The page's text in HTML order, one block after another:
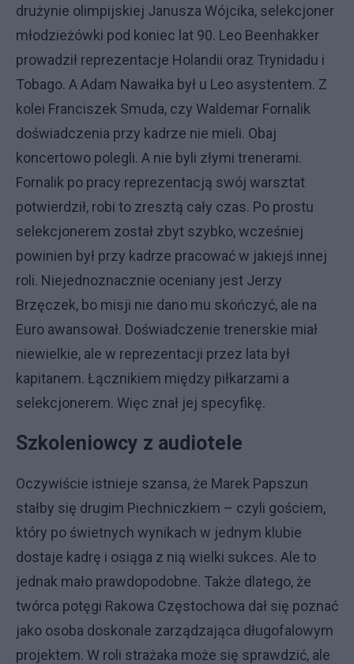
drużynie olimpijskiej Janusza Wójcika, selekcjoner
młodzieżówki pod koniec lat 90. Leo Beenhakker
prowadził reprezentacje Holandii oraz Trynidadu i
Tobago. A Adam Nawałka był u Leo asystentem. Z
kolei Franciszek Smuda, czy Waldemar Fornalik
doświadczenia przy kadrze nie mieli. Obaj
koncertowo polegli. A nie byli złymi trenerami.
Fornalik po pracy reprezentacją swój warsztat
potwierdził, robi to zresztą cały czas. Po prostu
selekcjonerem został zbyt szybko, wcześniej
powinien był przy kadrze pracować w jakiejś innej
roli. Niejednoznacznie oceniany jest Jerzy
Brzęczek, bo misji nie dano mu skończyć, ale na
Euro awansował. Doświadczenie trenerskie miał
niewielkie, ale w reprezentacji przez lata był
kapitanem. Łącznikiem między piłkarzami a
selekcjonerem. Więc znał jej specyfikę.
Szkoleniowcy z audiotele
Oczywiście istnieje szansa, że Marek Papszun
stałby się drugim Piechniczkiem – czyli gościem,
który po świetnych wynikach w jednym klubie
dostaje kadrę i osiąga z nią wielki sukces. Ale to
jednak mało prawdopodobne. Także dlatego, że
twórca potęgi Rakowa Częstochowa dał się poznać
jako osoba doskonale zarządzająca długofalowym
projektem. W roli strażaka może się sprawdzić, ale